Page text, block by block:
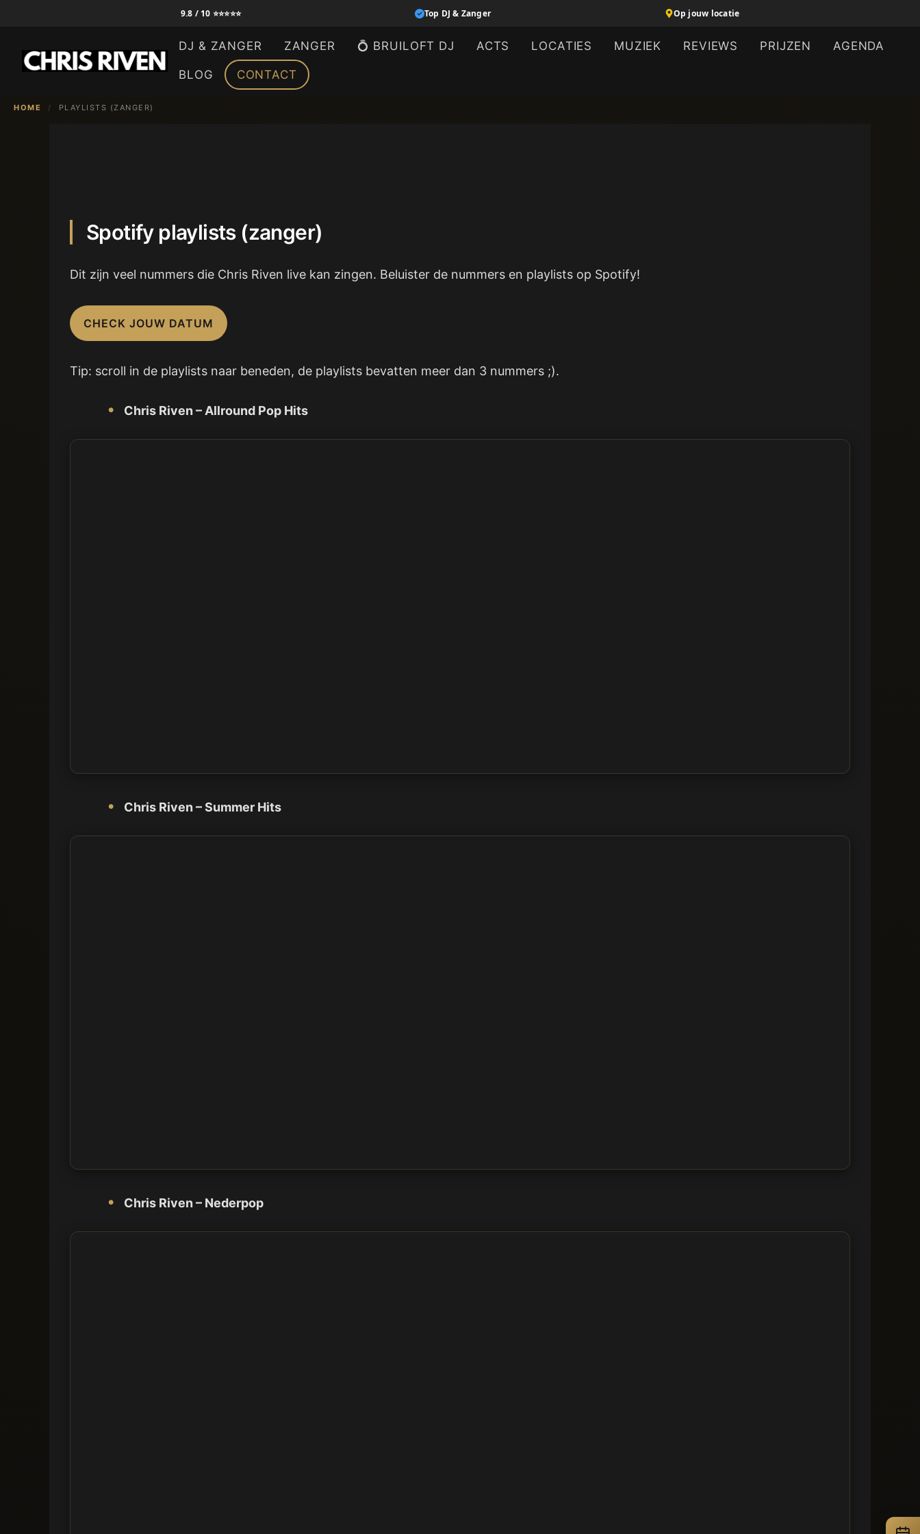
inhoud
9.8 / 10 ⭐⭐⭐⭐⭐ Top DJ & Zanger Op jouw locatie
DJ & ZANGER ZANGER 💍 BRUILOFT DJ ACTS LOCATIES MUZIEK REVIEWS PRIJZEN AGENDA
BLOG CONTACT
HOME / PLAYLISTS (ZANGER)
Spotify playlists (zanger)
Dit zijn veel nummers die Chris Riven live kan zingen. Beluister de nummers en playlists op Spotify!
CHECK JOUW DATUM
Tip: scroll in de playlists naar beneden, de playlists bevatten meer dan 3 nummers ;).
Chris Riven – Allround Pop Hits
Chris Riven – Summer Hits
Chris Riven – Nederpop